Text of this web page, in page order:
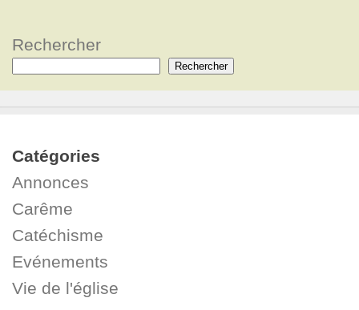
Rechercher
Rechercher
Catégories
Annonces
Carême
Catéchisme
Evénements
Vie de l'église